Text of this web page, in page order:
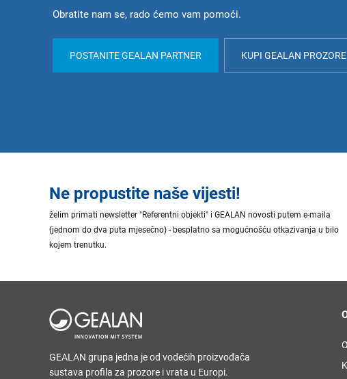
Obratite nam se, rado ćemo vam pomoći.
POSTANITE GEALAN PARTNER KUPI GEALAN PROZORE
Ne propustite naše vijesti!
želim primati newsletter "Referentni objekti" i GEALAN novosti putem e-maila
(jednom do dva puta mjesečno) - besplatno sa mogućnošću otkazivanja u bilo
kojem trenutku.
GEALAN grupa jedna je od vodećih proizvođača
sustava profila za prozore i vrata u Europi.